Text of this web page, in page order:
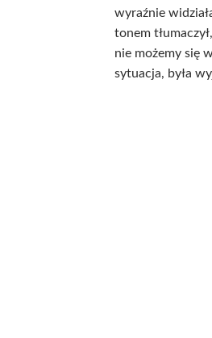
wyraźnie
tonem
nie możemy się
sytuacja, była